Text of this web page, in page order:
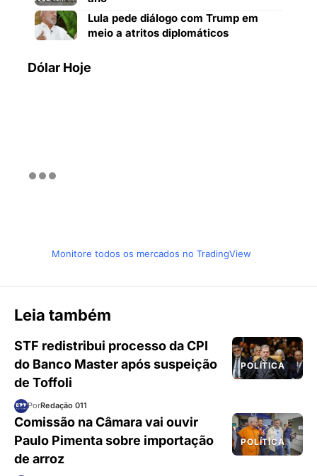
Lula pede diálogo com Trump em
meio a atritos diplomáticos
Dólar Hoje
Monitore todos os mercados no TradingView
Leia também
POLÍTICA
STF redistribui processo da CPI
do Banco Master após suspeição
de Toffoli
PorRedação 011
POLÍTICA
Comissão na Câmara vai ouvir
Paulo Pimenta sobre importação
de arroz